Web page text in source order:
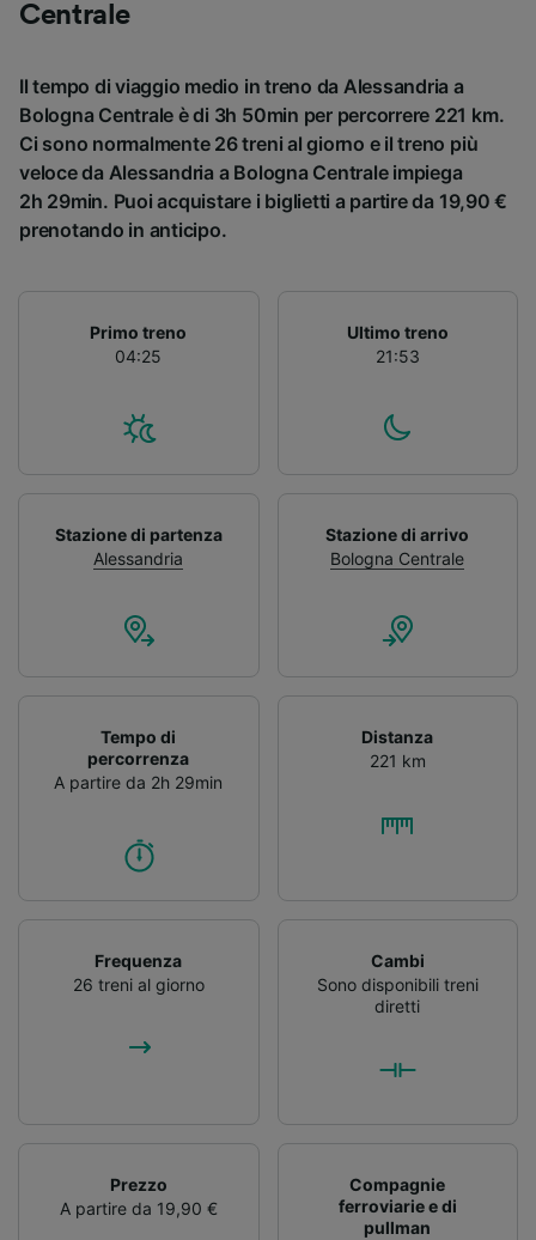
Centrale
Il tempo di viaggio medio in treno da Alessandria a
Bologna Centrale è di 3h 50min per percorrere 221 km.
Ci sono normalmente 26 treni al giorno e il treno più
veloce da Alessandria a Bologna Centrale impiega
2h 29min. Puoi acquistare i biglietti a partire da 19,90 €
prenotando in anticipo.
Primo treno
04:25
Ultimo treno
21:53
Stazione di partenza
Alessandria
Stazione di arrivo
Bologna Centrale
Tempo di
percorrenza
A partire da 2h 29min
Distanza
221 km
Frequenza
26 treni al giorno
Cambi
Sono disponibili treni
diretti
Prezzo
A partire da 19,90 €
Compagnie
ferroviarie e di
pullman